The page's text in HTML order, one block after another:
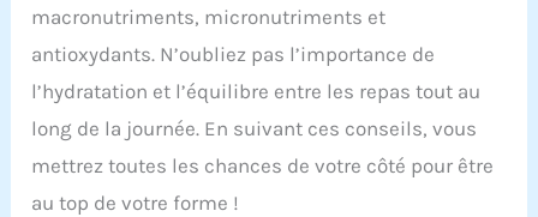
macronutriments, micronutriments et
antioxydants. N’oubliez pas l’importance de
l’hydratation et l’équilibre entre les repas tout au
long de la journée. En suivant ces conseils, vous
mettrez toutes les chances de votre côté pour être
au top de votre forme !